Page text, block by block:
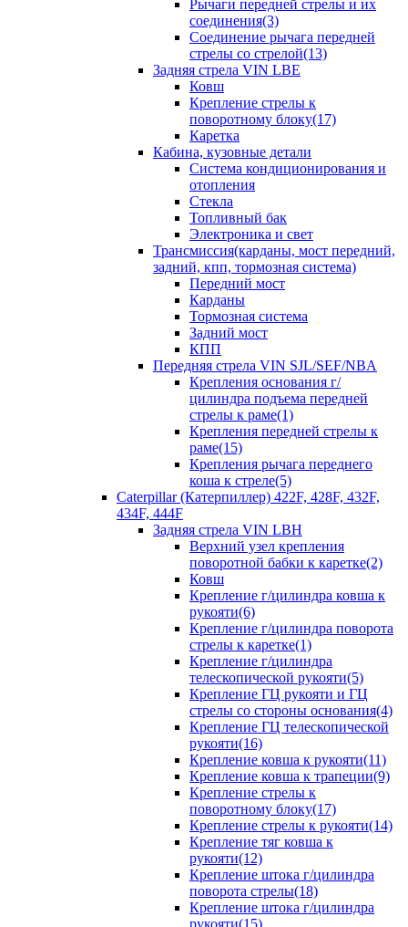
Рычаги передней стрелы и их
соединения(3)
Соединение рычага передней
стрелы со стрелой(13)
Задняя стрела VIN LBE
Ковш
Крепление стрелы к
поворотному блоку(17)
Каретка
Кабина, кузовные детали
Система кондиционирования и
отопления
Стекла
Топливный бак
Электроника и свет
Трансмиссия(карданы, мост передний,
задний, кпп, тормозная система)
Передний мост
Карданы
Тормозная система
Задний мост
КПП
Передняя стрела VIN SJL/SEF/NBA
Крепления основания г/
цилиндра подъема передней
стрелы к раме(1)
Крепления передней стрелы к
раме(15)
Крепления рычага переднего
коша к стреле(5)
Caterpillar (Катерпиллер) 422F, 428F, 432F,
434F, 444F
Задняя стрела VIN LBH
Верхний узел крепления
поворотной бабки к каретке(2)
Ковш
Крепление г/цилиндра ковша к
рукояти(6)
Крепление г/цилиндра поворота
стрелы к каретке(1)
Крепление г/цилиндра
телескопической рукояти(5)
Крепление ГЦ рукояти и ГЦ
стрелы со стороны основания(4)
Крепление ГЦ телескопической
рукояти(16)
Крепление ковша к рукояти(11)
Крепление ковша к трапеции(9)
Крепление стрелы к
поворотному блоку(17)
Крепление стрелы к рукояти(14)
Крепление тяг ковша к
рукояти(12)
Крепление штока г/цилиндра
поворота стрелы(18)
Крепление штока г/цилиндра
рукояти(15)